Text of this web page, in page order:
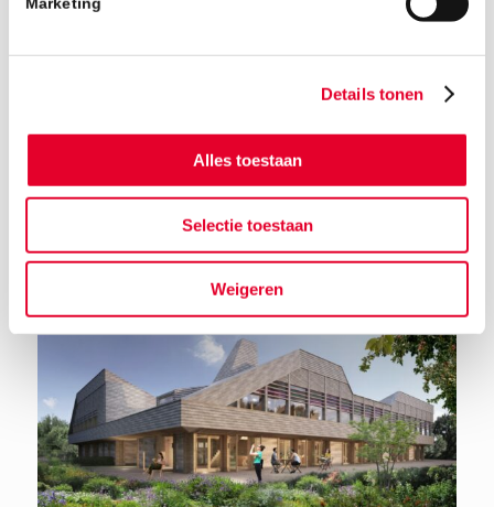
Marketing
Details tonen
Alles toestaan
Selectie toestaan
Weigeren
Terug naar het nieuwsoverzicht